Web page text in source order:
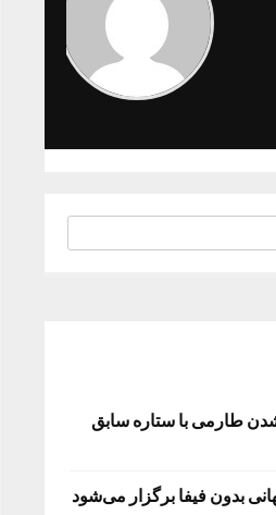
طارمی با ستاره سابق
بدون فیفا برگزار می‌شود